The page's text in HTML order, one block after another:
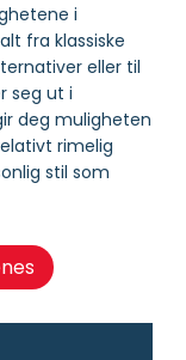
i
fra klassiske
eller til
seg ut i
deg muligheten
rimelig
stil som